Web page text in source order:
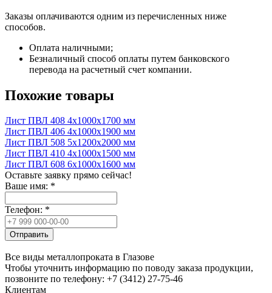
Заказы оплачиваются одним из перечисленных ниже
способов.
Оплата наличными;
Безналичный способ оплаты путем банковского
перевода на расчетный счет компании.
Похожие товары
Лист ПВЛ 408 4x1000x1700 мм
Лист ПВЛ 406 4x1000x1900 мм
Лист ПВЛ 508 5x1200x2000 мм
Лист ПВЛ 410 4x1000x1500 мм
Лист ПВЛ 608 6x1000x1600 мм
Оставьте заявку прямо сейчас!
Ваше имя: *
Телефон: *
Отправить
Все виды металлопроката в Глазове
Чтобы уточнить информацию по поводу заказа продукции,
позвоните по телефону: +7 (3412) 27-75-46
Клиентам